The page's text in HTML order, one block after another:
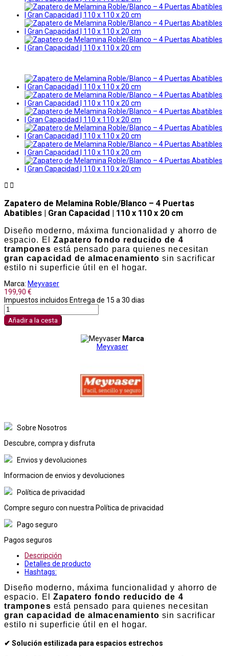
 
Zapatero de Melamina Roble/Blanco – 4 Puertas
Abatibles | Gran Capacidad | 110 x 110 x 20 cm
Diseño moderno, máxima funcionalidad y ahorro de
espacio. El Zapatero fondo reducido de 4
trampones está pensado para quienes necesitan
gran capacidad de almacenamiento sin sacrificar
estilo ni superficie útil en el hogar.
Marca: Meyvaser
199,90 €
Impuestos incluidos Entrega de 15 a 30 dias
Añadir a la cesta
Marca
Meyvaser
Sobre Nosotros
Descubre, compra y disfruta
Envios y devoluciones
Informacion de envios y devoluciones
Política de privacidad
Compre seguro con nuestra Política de privacidad
Pago seguro
Pagos seguros
Descripción
Detalles de producto
Hashtags:
Diseño moderno, máxima funcionalidad y ahorro de
espacio. El Zapatero fondo reducido de 4
trampones está pensado para quienes necesitan
gran capacidad de almacenamiento sin sacrificar
estilo ni superficie útil en el hogar.
✔ Solución estilizada para espacios estrechos